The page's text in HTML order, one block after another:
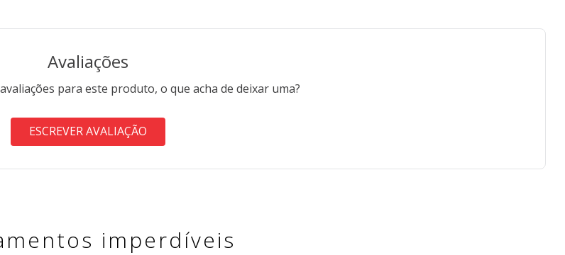
Avaliações
para este produto, o que acha de deixar uma?
ESCREVER AVALIAÇÃO
imperdíveis